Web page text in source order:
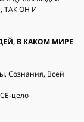
ТАК ОН И
В КАКОМ МИРЕ
Сознания, Всей
цело